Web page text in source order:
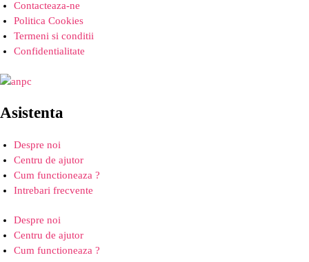
Contacteaza-ne
Politica Cookies
Termeni si conditii
Confidentialitate
Asistenta
Despre noi
Centru de ajutor
Cum functioneaza ?
Intrebari frecvente
Despre noi
Centru de ajutor
Cum functioneaza ?